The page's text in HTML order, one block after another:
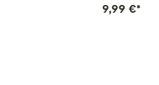
9,99 €*